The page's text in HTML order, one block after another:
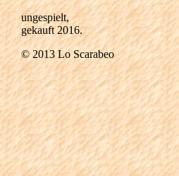
ungespielt,
gekauft 2016.
© 2013 Lo Scarabeo